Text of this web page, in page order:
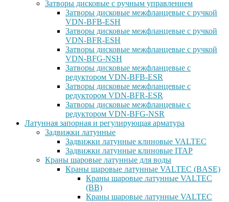
Затворы дисковые с ручным управлением
Затворы дисковые межфланцевые с ручкой
VDN-BFB-ESH
Затворы дисковые межфланцевые с ручкой
VDN-BFR-ESH
Затворы дисковые межфланцевые с ручкой
VDN-BFG-NSH
Затворы дисковые межфланцевые с
редуктором VDN-BFB-ESR
Затворы дисковые межфланцевые с
редуктором VDN-BFR-ESR
Затворы дисковые межфланцевые с
редуктором VDN-BFG-NSR
Латунная запорная и регулирующая арматура
Задвижки латунные
Задвижки латунные клиновые VALTEC
Задвижки латунные клиновые ITAP
Краны шаровые латунные для воды
Краны шаровые латунные VALTEC (BASE)
Краны шаровые латунные VALTEC
(ВВ)
Краны шаровые латунные VALTEC